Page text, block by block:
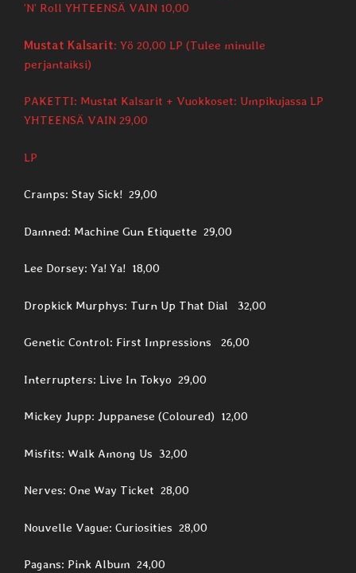
’N’ Roll YHTEENSÄ VAIN 10,00
Mustat Kalsarit: Yö 20,00 LP (Tulee minulle
perjantaiksi)
PAKETTI: Mustat Kalsarit + Vuokkoset: Umpikujassa LP
YHTEENSÄ VAIN 29,00
LP
Cramps: Stay Sick! 29,00
Damned: Machine Gun Etiquette 29,00
Lee Dorsey: Ya! Ya! 18,00
Dropkick Murphys: Turn Up That Dial 32,00
Genetic Control: First Impressions 26,00
Interrupters: Live In Tokyo 29,00
Mickey Jupp: Juppanese (Coloured) 12,00
Misfits: Walk Among Us 32,00
Nerves: One Way Ticket 28,00
Nouvelle Vague: Curiosities 28,00
Pagans: Pink Album 24,00